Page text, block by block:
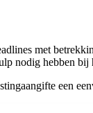
met
nodig hebben
een